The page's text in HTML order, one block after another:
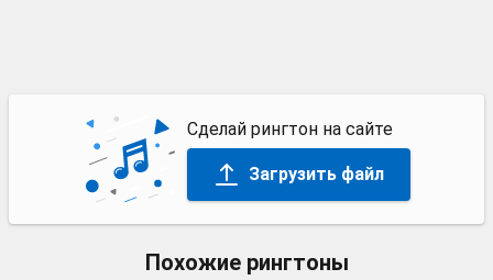
Сделай рингтон на сайте
Загрузить файл
Похожие рингтоны